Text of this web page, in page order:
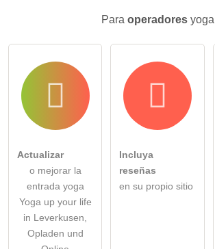
Para operadoresyoga
Actualizar
o mejorar la
entrada yoga
Yoga up your life
in Leverkusen,
Opladen und
Incluya
reseñas
en su propio sitio